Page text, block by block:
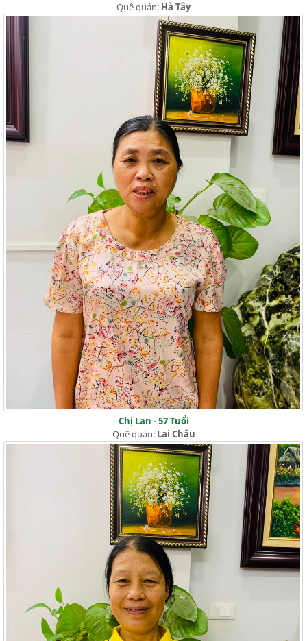
Quê quán: Hà Tây
Chị Lan - 57 Tuổi
Quê quán: Lai Châu